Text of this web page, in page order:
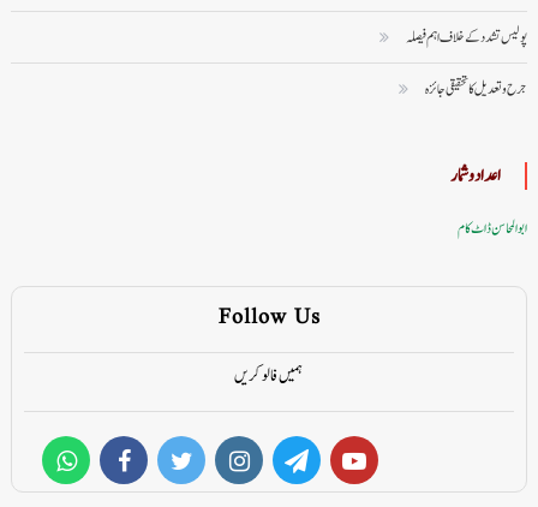
پولیس تشدد کے خلاف اہم فیصلہ
جرح و تعدیل کا تحقیقی جائزہ
اعداد وشمار
ابوالمحاسن ڈاٹ کام
Follow Us
ہمیں فالو کریں